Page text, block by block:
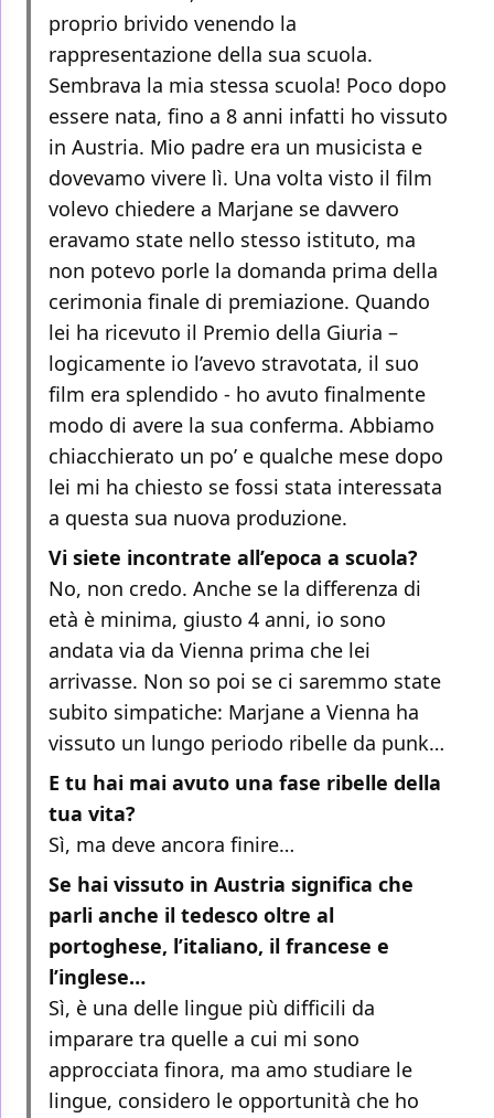
proprio brivido venendo la
rappresentazione della sua scuola.
Sembrava la mia stessa scuola! Poco dopo
essere nata, fino a 8 anni infatti ho vissuto
in Austria. Mio padre era un musicista e
dovevamo vivere lì. Una volta visto il film
volevo chiedere a Marjane se davvero
eravamo state nello stesso istituto, ma
non potevo porle la domanda prima della
cerimonia finale di premiazione. Quando
lei ha ricevuto il Premio della Giuria –
logicamente io l’avevo stravotata, il suo
film era splendido - ho avuto finalmente
modo di avere la sua conferma. Abbiamo
chiacchierato un po’ e qualche mese dopo
lei mi ha chiesto se fossi stata interessata
a questa sua nuova produzione.
Vi siete incontrate all’epoca a scuola?
No, non credo. Anche se la differenza di
età è minima, giusto 4 anni, io sono
andata via da Vienna prima che lei
arrivasse. Non so poi se ci saremmo state
subito simpatiche: Marjane a Vienna ha
vissuto un lungo periodo ribelle da punk…
E tu hai mai avuto una fase ribelle della
tua vita?
Sì, ma deve ancora finire…
Se hai vissuto in Austria significa che
parli anche il tedesco oltre al
portoghese, l’italiano, il francese e
l’inglese…
Sì, è una delle lingue più difficili da
imparare tra quelle a cui mi sono
approcciata finora, ma amo studiare le
lingue, considero le opportunità che ho